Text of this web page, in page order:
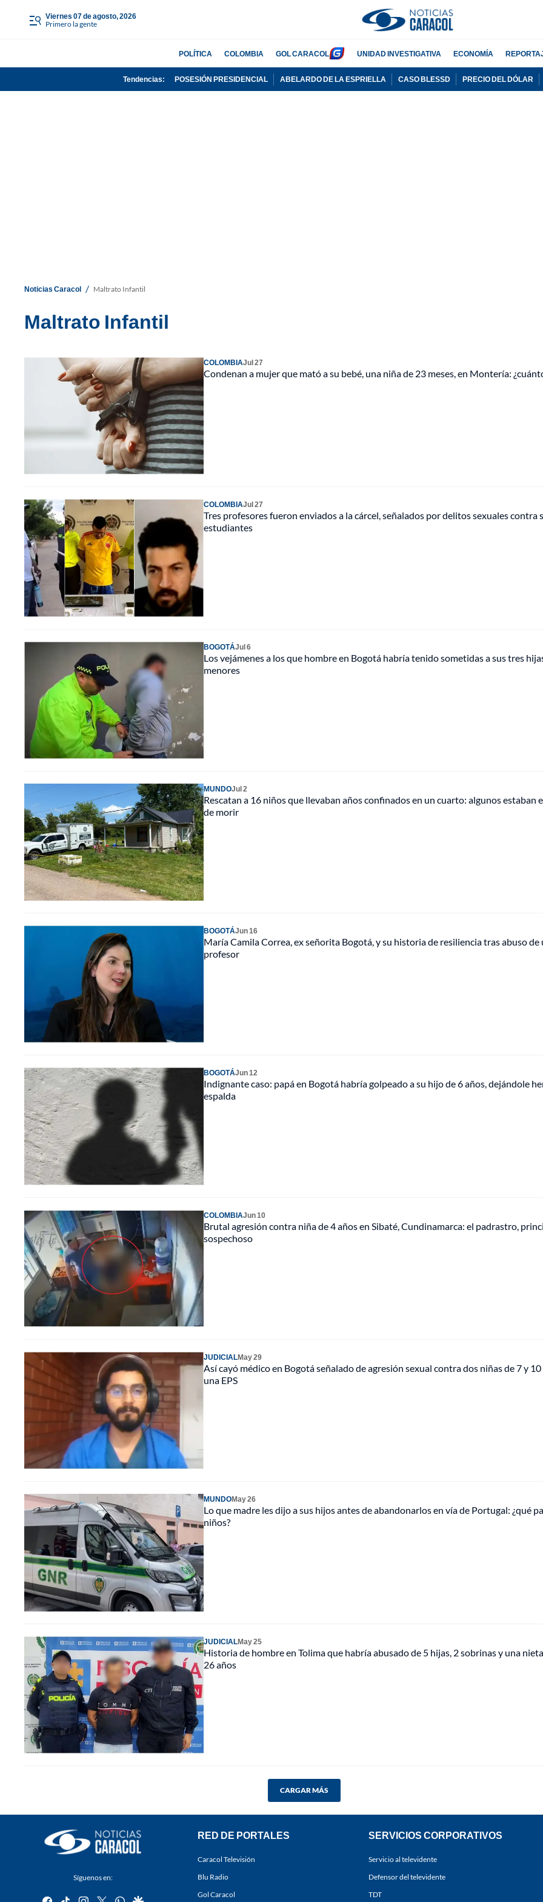
viernes 07 de agosto, 2026
Primero la gente
POLÍTICA COLOMBIA GOL CARACOL UNIDAD INVESTIGATIVA ECONOMÍA
Tendencias: POSESIÓN PRESIDENCIAL ABELARDO DE LA ESPRIELLA CASO BLESSD PRECIO DEL DÓLAR
Noticias Caracol / Maltrato Infantil
Maltrato Infantil
COLOMBIAJul 27
Condenan a mujer que mató a su bebé, una niña de 23 meses, en Montería:
COLOMBIAJul 27
Tres profesores fueron enviados a la cárcel, señalados por delitos sexuales contra
estudiantes
BOGOTÁJul 6
Los vejámenes a los que hombre en Bogotá habría tenido sometidas a sus tres
menores
MUNDOJul 2
Rescatan a 16 niños que llevaban años confinados en un cuarto: algunos estaban
de morir
BOGOTÁJun 16
María Camila Correa, ex señorita Bogotá, y su historia de resiliencia tras abuso de
profesor
BOGOTÁJun 12
Indignante caso: papá en Bogotá habría golpeado a su hijo de 6 años, dejándole
espalda
COLOMBIAJun 10
Brutal agresión contra niña de 4 años en Sibaté, Cundinamarca: el padrastro,
sospechoso
JUDICIALMay 29
Así cayó médico en Bogotá señalado de agresión sexual contra dos niñas de 7 y 10
una EPS
MUNDOMay 26
Lo que madre les dijo a sus hijos antes de abandonarlos en vía de Portugal: ¿qué
niños?
JUDICIALMay 25
Historia de hombre en Tolima que habría abusado de 5 hijas, 2 sobrinas y una
26 años
CARGAR MÁS
Síguenos en:
facebook
tiktok instagram
twitterwhatsapp
google
RED DE PORTALES
Caracol Televisión
Blu Radio
Gol Caracol
SERVICIOS CORPORATIVOS
Servicio al televidente
Defensor del televidente
TDT